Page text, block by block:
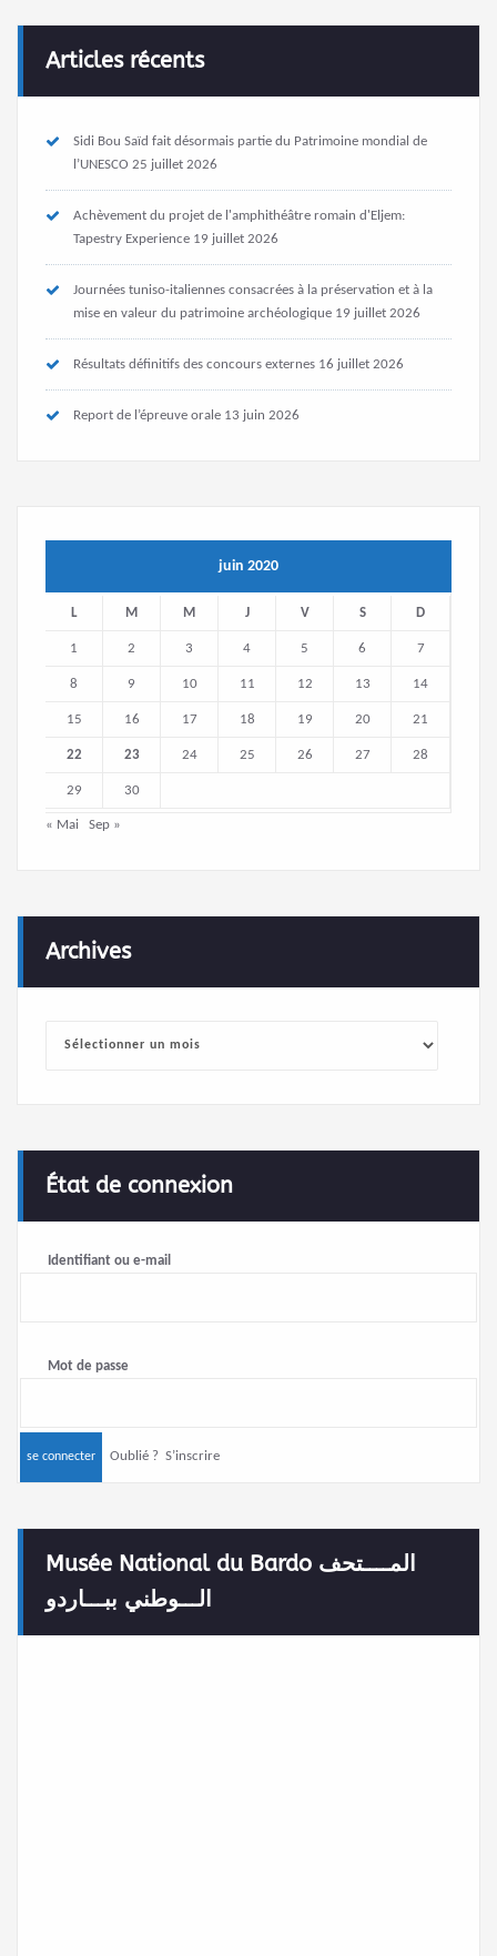
Articles récents
Sidi Bou Saïd fait désormais partie du Patrimoine mondial de
l’UNESCO 25 juillet 2026
Achèvement du projet de l'amphithéâtre romain d'Eljem:
Tapestry Experience 19 juillet 2026
Journées tuniso-italiennes consacrées à la préservation et à la
mise en valeur du patrimoine archéologique 19 juillet 2026
Résultats définitifs des concours externes 16 juillet 2026
Report de l’épreuve orale 13 juin 2026
juin 2020
L M M J V S D
1 2 3 4 5 6 7
8 9 10 11 12 13 14
15 16 17 18 19 20 21
22 23 24 25 26 27 28
29 30
« Mai Sep »
Archives
État de connexion
Identifiant ou e-mail
Mot de passe
Oublié ? S’inscrire
Musée National du Bardo المــــتحف
الـــوطني ببـــاردو